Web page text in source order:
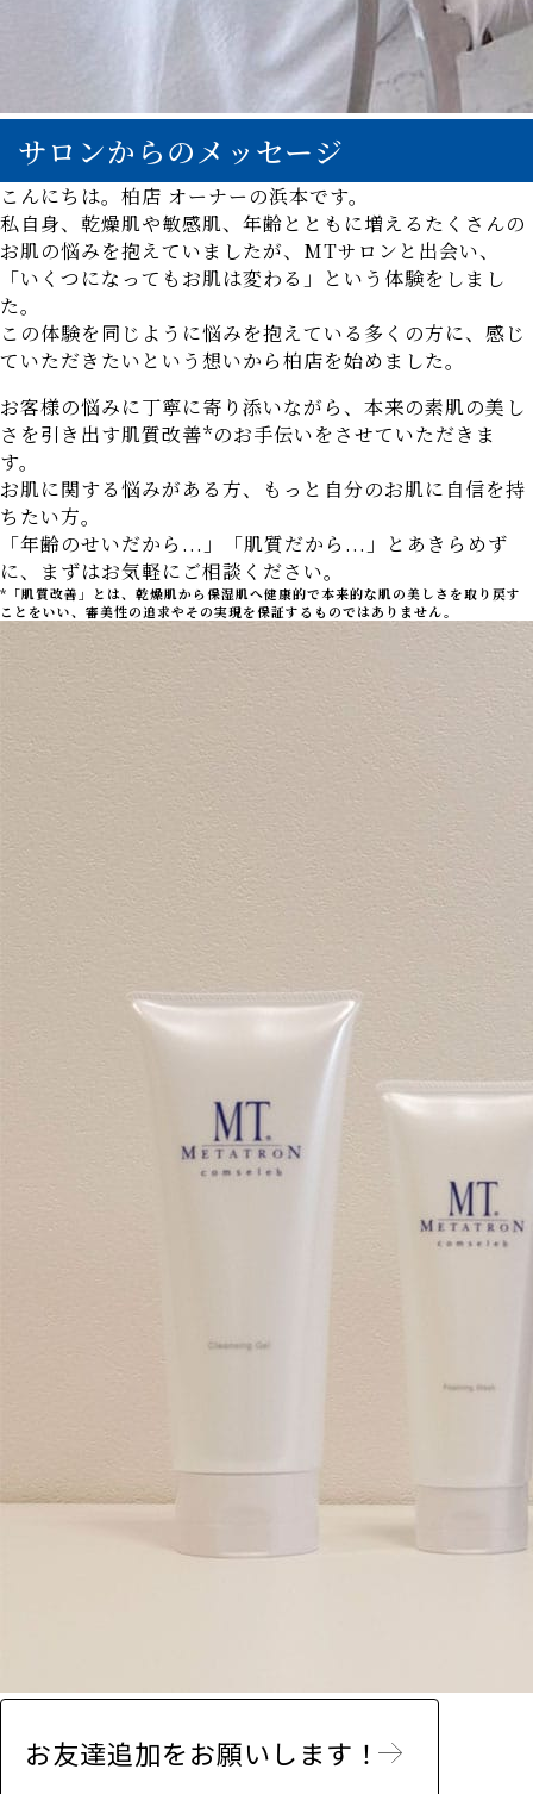
サロンからのメッセージ
こんにちは。柏店 オーナーの浜本です。
私自身、乾燥肌や敏感肌、年齢とともに増えるたくさんの
お肌の悩みを抱えていましたが、MTサロンと出会い、
「いくつになってもお肌は変わる」という体験をしまし
た。
この体験を同じように悩みを抱えている多くの方に、感じ
ていただきたいという想いから柏店を始めました。
お客様の悩みに丁寧に寄り添いながら、本来の素肌の美し
さを引き出す肌質改善*のお手伝いをさせていただきま
す。
お肌に関する悩みがある方、もっと自分のお肌に自信を持
ちたい方。
「年齢のせいだから...」「肌質だから...」とあきらめず
に、まずはお気軽にご相談ください。
*「肌質改善」とは、乾燥肌から保湿肌へ健康的で本来的な肌の美しさを取り戻す
ことをいい、審美性の追求やその実現を保証するものではありません。
お友達追加をお願いします！